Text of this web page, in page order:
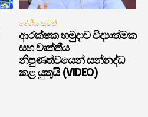
දේශීය පුවත්
ආරක්ෂක හමුදාව විද්‍යාත්මක
සහ වෘත්තීය
නිපුණත්වයෙන් සන්නද්ධ
කළ යුතුයි (VIDEO)